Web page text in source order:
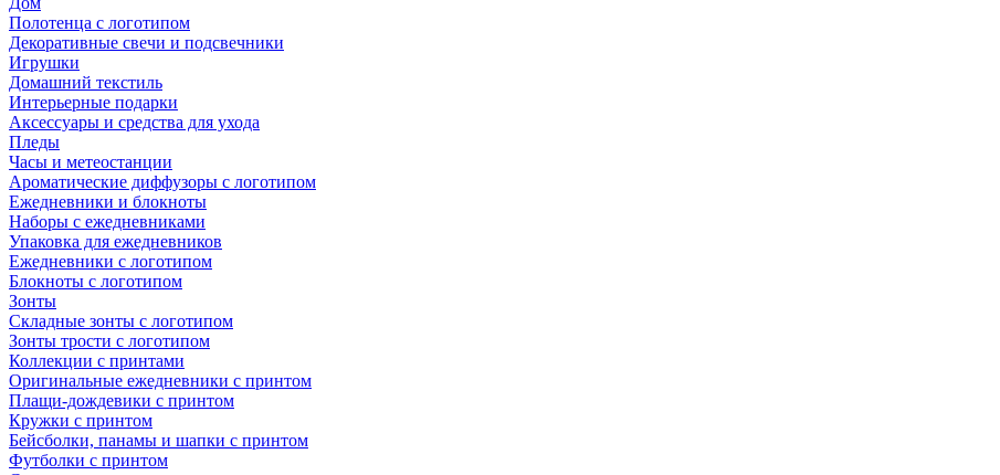
Полотенца с логотипом
Декоративные свечи и подсвечники
Игрушки
Домашний текстиль
Интерьерные подарки
Аксессуары и средства для ухода
Пледы
Часы и метеостанции
Ароматические диффузоры с логотипом
Ежедневники и блокноты
Наборы с ежедневниками
Упаковка для ежедневников
Ежедневники с логотипом
Блокноты с логотипом
Зонты
Складные зонты с логотипом
Зонты трости с логотипом
Коллекции с принтами
Оригинальные ежедневники с принтом
Плащи-дождевики с принтом
Кружки с принтом
Бейсболки, панамы и шапки с принтом
Футболки с принтом